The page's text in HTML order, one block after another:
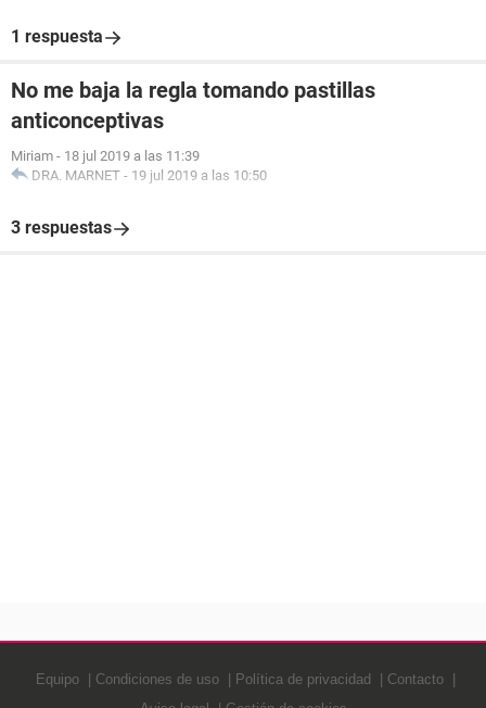
1 respuesta
No me baja la regla tomando pastillas
anticonceptivas
Miriam - 18 jul 2019 a las 11:39
DRA. MARNET - 19 jul 2019 a las 10:50
3 respuestas
Equipo Condiciones de uso Política de privacidad
Contacto